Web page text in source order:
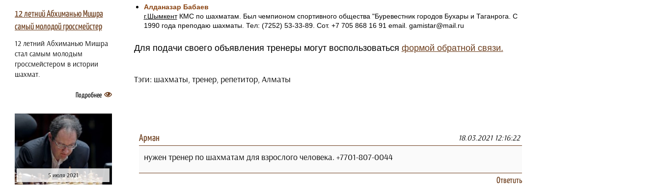
12 летний Абхиманью Мишра
самый молодой гроссмейстер
12 летний Абхиманью Мишра
стал самым молодым
гроссмейстером в истории
шахмат.
Подробнее
5 июля 2021
Алданазар Бабаев
г.ШымкентКМС по шахматам. Был чемпионом спортивного общества "Буревестник городов Бухары и Таганрога. С
1990 года преподаю шахматы. Тел: (7252) 53-33-89. Сот. +7 705 868 16 91 email. gamistar@mail.ru
Для подачи своего объявления тренеры могут воспользоваться формой обратной связи.
Тэги: шахматы, тренер, репетитор, Алматы
Арман 18.03.2021 12:16:22
нужен тренер по шахматам для взрослого человека. +7701-807-0044
Ответить